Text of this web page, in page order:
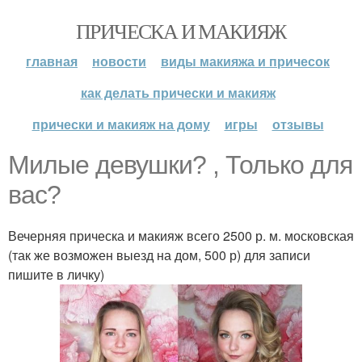
ПРИЧЕСКА И МАКИЯЖ
главная новости
виды макияжа и причесок
как делать прически и макияж
прически и макияж на дому
игры отзывы
Милые девушки? , Только для
вас?
Вечерняя прическа и макияж всего 2500 р. м. московская
(так же возможен выезд на дом, 500 р) для записи
пишите в личку)